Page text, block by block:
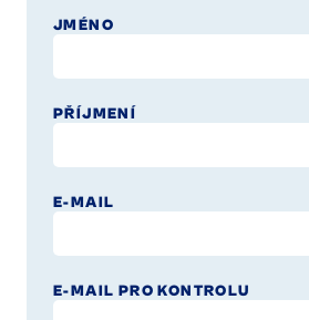
JMÉNO
PŘÍJMENÍ
E-MAIL
E-MAIL PRO KONTROLU